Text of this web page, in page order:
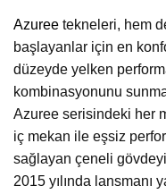
Azuree tekneleri, hem
başlayanlar için en
düzeyde yelken
kombinasyonunu
Azuree serisindeki her
iç mekan ile eşsiz
sağlayan çeneli
2015 yılında lansmanı